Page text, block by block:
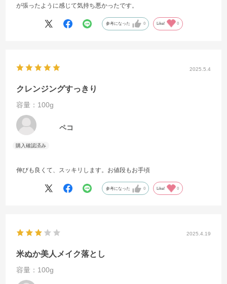
が張ったように感じて気持ち悪かったです。
参考になった 0 Like! 0
2025.5.4
クレンジングすっきり
容量：100g
ペコ
伸びも良くて、スッキリします。お値段もお手頃
参考になった 0 Like! 0
2025.4.19
米ぬか美人メイク落とし
容量：100g